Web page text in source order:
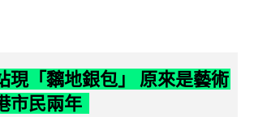
現「黐地銀包」 原來是藝術
市民兩年